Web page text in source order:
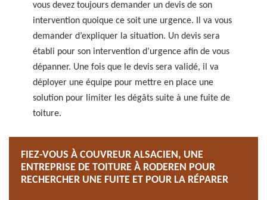
vous devez toujours demander un devis de son
intervention quoique ce soit une urgence. Il va vous
demander d’expliquer la situation. Un devis sera
établi pour son intervention d’urgence afin de vous
dépanner. Une fois que le devis sera validé, il va
déployer une équipe pour mettre en place une
solution pour limiter les dégâts suite à une fuite de
toiture.
FIEZ-VOUS À COUVREUR ALSACIEN, UNE
ENTREPRISE DE TOITURE À RODEREN POUR
RECHERCHER UNE FUITE ET POUR LA RÉPARER